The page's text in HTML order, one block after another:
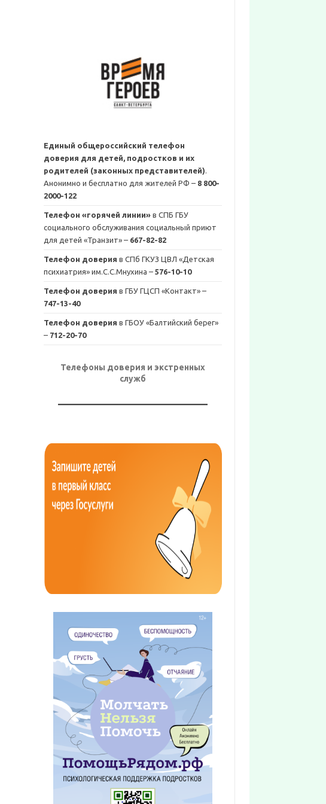
Единый общероссийский телефон
доверия для детей, подростков и их
родителей (законных представителей).
Анонимно и бесплатно для жителей РФ – 8 800-
2000-122
Телефон «горячей линии» в СПБ ГБУ
социального обслуживания социальный приют
для детей «Транзит» – 667-82-82
Телефон доверия в СПб ГКУЗ ЦВЛ «Детская
психиатрия» им.С.С.Мнухина –576-10-10
Телефон доверия в ГБУ ГЦСП «Контакт» –
747-13-40
Телефон доверия в ГБОУ «Балтийский берег»
– 712-20-70
Телефоны доверия и экстренных
служб